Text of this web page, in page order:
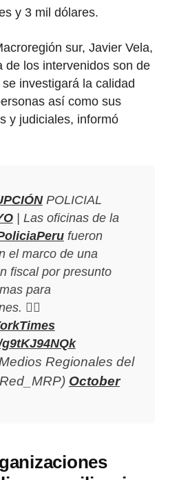
y 3 mil dólares.
sur, Javier Vela,
de los intervenidos son de
investigará la calidad
así como sus
y judiciales, informó
POLICIAL
| Las oficinas de la
fueron
el marco de una
fiscal por presunto
para
✍🏼
Regionales del
October